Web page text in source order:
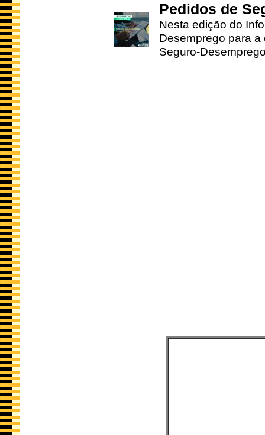
Pedidos de
Nesta edição do
Desemprego para
Seguro-